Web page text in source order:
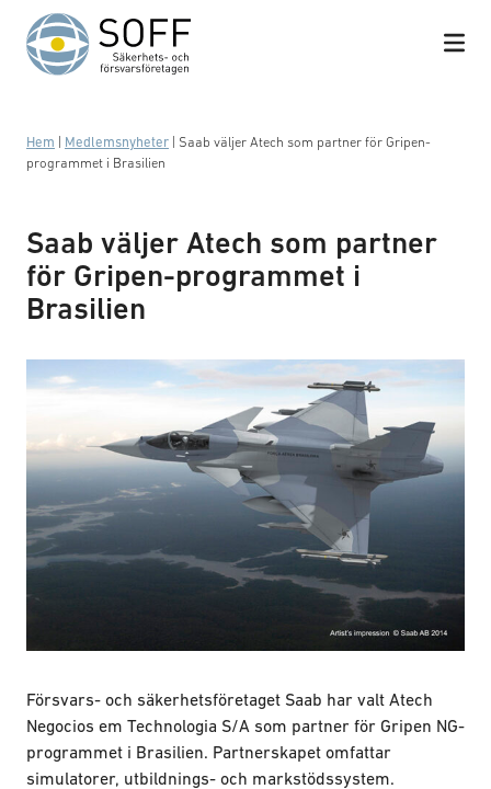
Hoppa till innehåll
Hem Medlemsnyheter
Saab väljer Atech som partner för Gripen-
programmet i Brasilien
Saab väljer Atech som partner
för Gripen-programmet i
Brasilien
Försvars- och säkerhetsföretaget Saab har valt Atech
Negocios em Technologia S/A som partner för Gripen NG-
programmet i Brasilien. Partnerskapet omfattar
simulatorer, utbildnings- och markstödssystem.